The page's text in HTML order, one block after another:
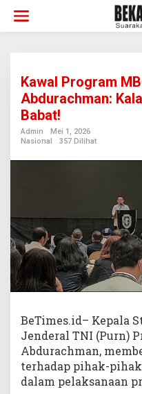
konten
Kawal Program
Abdurachman:
Babat!
Admin
Mei 1, 2026
Nasional
357 Dilihat
BeTimes.id– Kepala
Jenderal TNI (Purn)
Abdurachman,
terhadap pihak-
dalam pelaksanaan